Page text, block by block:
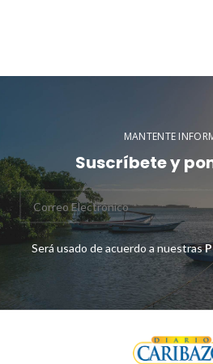
MANTENTE
Suscríbete y
Será usado de acuerdo a nuestras